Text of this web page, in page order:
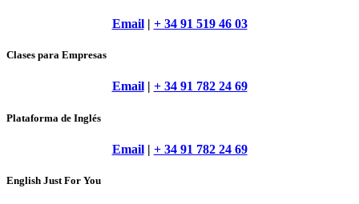
Email| + 34 91 519 46 03
Clases para Empresas
Email| + 34 91 782 24 69
Plataforma de Inglés
Email| + 34 91 782 24 69
English Just For You